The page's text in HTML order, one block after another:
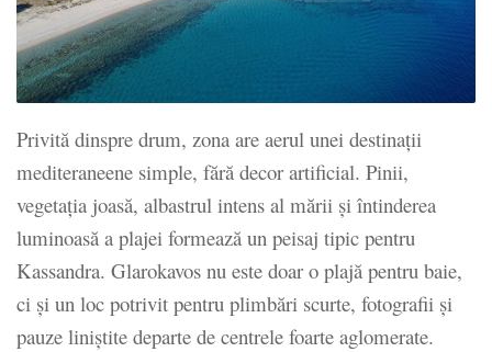
Privită dinspre drum, zona are aerul unei destinații
mediteraneene simple, fără decor artificial. Pinii,
vegetația joasă, albastrul intens al mării și întinderea
luminoasă a plajei formează un peisaj tipic pentru
Kassandra. Glarokavos nu este doar o plajă pentru baie,
ci și un loc potrivit pentru plimbări scurte, fotografii și
pauze liniștite departe de centrele foarte aglomerate.